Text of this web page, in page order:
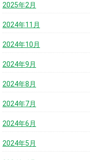
2025年2月
2024年11月
2024年10月
2024年9月
2024年8月
2024年7月
2024年6月
2024年5月